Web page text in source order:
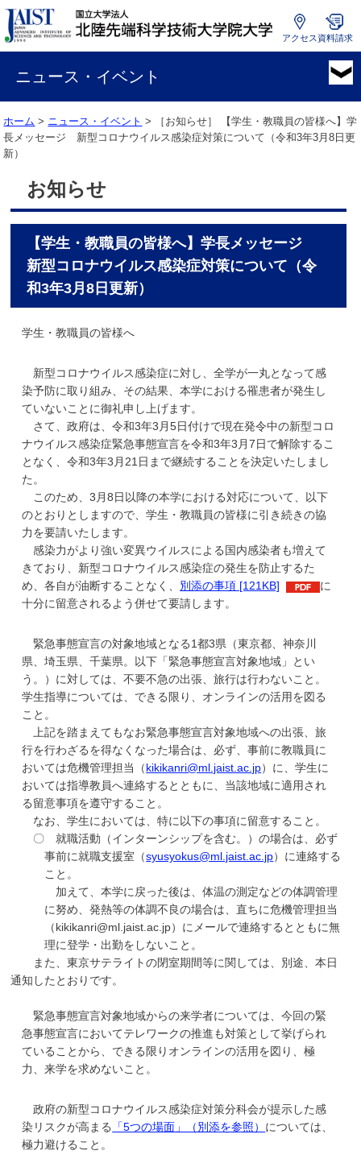
国
学
法
人
北
端
アクセス 資料請求
ニュース・イベント
ホーム > ニュース・イベント > ［お知らせ］
【学生・教職員の皆様へ】学
長メッセージ 新型コロナウイルス感染症対策について（令和3年3月8日更
新）
お知らせ
【学生・教職員の皆様へ】学長メッセージ
新型コロナウイルス感染症対策について（令
和3年3月8日更新）
学生・教職員の皆様へ
新型コロナウイルス感染症に対し、全学が一丸となって感
染予防に取り組み、その結果、本学における罹患者が発生し
ていないことに御礼申し上げます。
さて、政府は、令和3年3月5日付けで現在発令中の新型コロ
ナウイルス感染症緊急事態宣言を令和3年3月7日で解除するこ
となく、令和3年3月21日まで継続することを決定いたしまし
た。
このため、3月8日以降の本学における対応について、以下
のとおりとしますので、学生・教職員の皆様に引き続きの協
力を要請いたします。
感染力がより強い変異ウイルスによる国内感染者も増えて
きており、新型コロナウイルス感染症の発生を防止するた
め、各自が油断することなく、 別添の事項 [121KB]
に
十分に留意されるよう併せて要請します。
緊急事態宣言の対象地域となる1都3県（東京都、神奈川
県、埼玉県、千葉県。以下「緊急事態宣言対象地域」とい
う。）に対しては、不要不急の出張、旅行は行わないこと。
学生指導については、できる限り、オンラインの活用を図る
こと。
上記を踏まえてもなお緊急事態宣言対象地域への出張、旅
行を行わざるを得なくなった場合は、必ず、事前に教職員に
おいては危機管理担当（kikikanri@ml.jaist.ac.jp）に、学生に
おいては指導教員へ連絡するとともに、当該地域に適用され
る留意事項を遵守すること。
なお、学生においては、特に以下の事項に留意すること。
〇 就職活動（インターンシップを含む。）の場合は、必ず
事前に就職支援室（syusyokus@ml.jaist.ac.jp）に連絡する
こと。
加えて、本学に戻った後は、体温の測定などの体調管理
に努め、発熱等の体調不良の場合は、直ちに危機管理担当
（kikikanri@ml.jaist.ac.jp）にメールで連絡するとともに無
理に登学・出勤をしないこと。
また、東京サテライトの閉室期間等に関しては、別途、本日
通知したとおりです。
緊急事態宣言対象地域からの来学者については、今回の緊
急事態宣言においてテレワークの推進も対策として挙げられ
ていることから、できる限りオンラインの活用を図り、極
力、来学を求めないこと。
政府の新型コロナウイルス感染症対策分科会が提示した感
染リスクが高まる
「5つの場面」（別添を参照） については、
極力避けること。